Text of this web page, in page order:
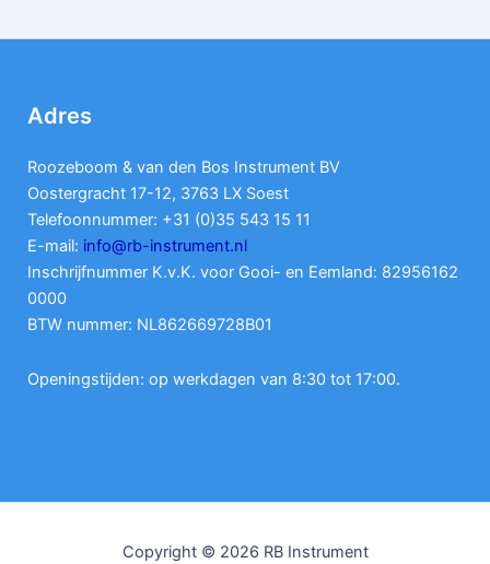
Adres
Roozeboom & van den Bos Instrument BV
Oostergracht 17-12, 3763 LX Soest
Telefoonnummer: +31 (0)35 543 15 11
E-mail: info@rb-instrument.nl
Inschrijfnummer K.v.K. voor Gooi- en Eemland: 82956162
0000
BTW nummer: NL862669728B01
Openingstijden: op werkdagen van 8:30 tot 17:00.
Copyright © 2026 RB Instrument